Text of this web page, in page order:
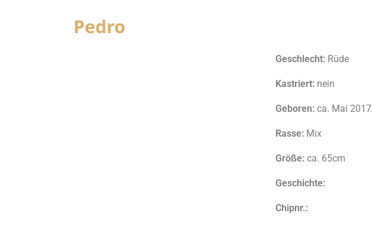
Pedro
Geschlecht:Rüde
Kastriert:nein
Geboren:ca. Mai 2017
Rasse:Mix
Größe:ca. 65cm
Geschichte:
Chipnr.: